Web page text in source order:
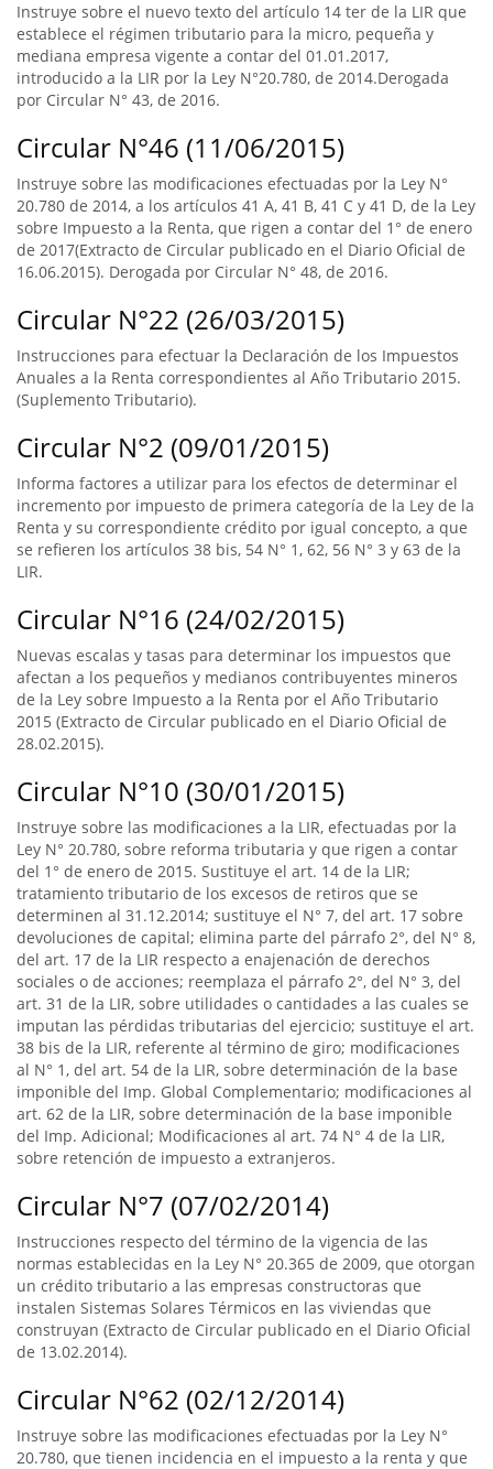
Instruye sobre el nuevo texto del artículo 14 ter de la LIR que
establece el régimen tributario para la micro, pequeña y
mediana empresa vigente a contar del 01.01.2017,
introducido a la LIR por la Ley N°20.780, de 2014.Derogada
por Circular N° 43, de 2016.
Circular N°46 (11/06/2015)
Instruye sobre las modificaciones efectuadas por la Ley N°
20.780 de 2014, a los artículos 41 A, 41 B, 41 C y 41 D, de la Ley
sobre Impuesto a la Renta, que rigen a contar del 1° de enero
de 2017(Extracto de Circular publicado en el Diario Oficial de
16.06.2015). Derogada por Circular N° 48, de 2016.
Circular N°22 (26/03/2015)
Instrucciones para efectuar la Declaración de los Impuestos
Anuales a la Renta correspondientes al Año Tributario 2015.
(Suplemento Tributario).
Circular N°2 (09/01/2015)
Informa factores a utilizar para los efectos de determinar el
incremento por impuesto de primera categoría de la Ley de la
Renta y su correspondiente crédito por igual concepto, a que
se refieren los artículos 38 bis, 54 N° 1, 62, 56 N° 3 y 63 de la
LIR.
Circular N°16 (24/02/2015)
Nuevas escalas y tasas para determinar los impuestos que
afectan a los pequeños y medianos contribuyentes mineros
de la Ley sobre Impuesto a la Renta por el Año Tributario
2015 (Extracto de Circular publicado en el Diario Oficial de
28.02.2015).
Circular N°10 (30/01/2015)
Instruye sobre las modificaciones a la LIR, efectuadas por la
Ley N° 20.780, sobre reforma tributaria y que rigen a contar
del 1° de enero de 2015. Sustituye el art. 14 de la LIR;
tratamiento tributario de los excesos de retiros que se
determinen al 31.12.2014; sustituye el N° 7, del art. 17 sobre
devoluciones de capital; elimina parte del párrafo 2°, del N° 8,
del art. 17 de la LIR respecto a enajenación de derechos
sociales o de acciones; reemplaza el párrafo 2°, del N° 3, del
art. 31 de la LIR, sobre utilidades o cantidades a las cuales se
imputan las pérdidas tributarias del ejercicio; sustituye el art.
38 bis de la LIR, referente al término de giro; modificaciones
al N° 1, del art. 54 de la LIR, sobre determinación de la base
imponible del Imp. Global Complementario; modificaciones al
art. 62 de la LIR, sobre determinación de la base imponible
del Imp. Adicional; Modificaciones al art. 74 N° 4 de la LIR,
sobre retención de impuesto a extranjeros.
Circular N°7 (07/02/2014)
Instrucciones respecto del término de la vigencia de las
normas establecidas en la Ley N° 20.365 de 2009, que otorgan
un crédito tributario a las empresas constructoras que
instalen Sistemas Solares Térmicos en las viviendas que
construyan (Extracto de Circular publicado en el Diario Oficial
de 13.02.2014).
Circular N°62 (02/12/2014)
Instruye sobre las modificaciones efectuadas por la Ley N°
20.780, que tienen incidencia en el impuesto a la renta y que